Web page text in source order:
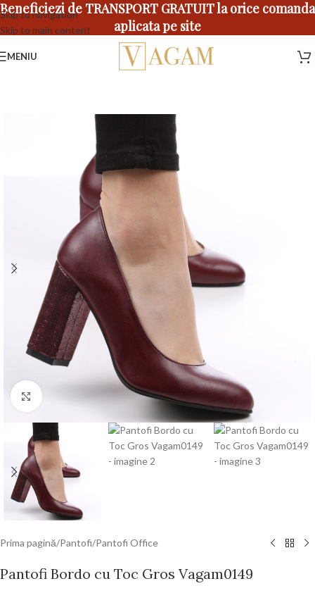
Skip to navigation
Skip to main content
Beneficiezi de TRANSPORT GRATUIT la orice comanda
aplicata pe site
MENIU
Faceți click pentru a mări
Prima pagină/Pantofi/Pantofi Office
Pantofi Bordo cu Toc Gros Vagam0149